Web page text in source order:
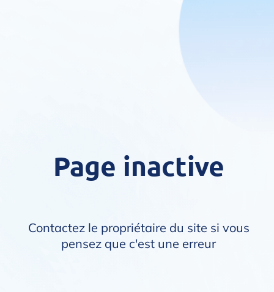
Page inactive
Contactez le propriétaire du site si vous
pensez que c'est une erreur